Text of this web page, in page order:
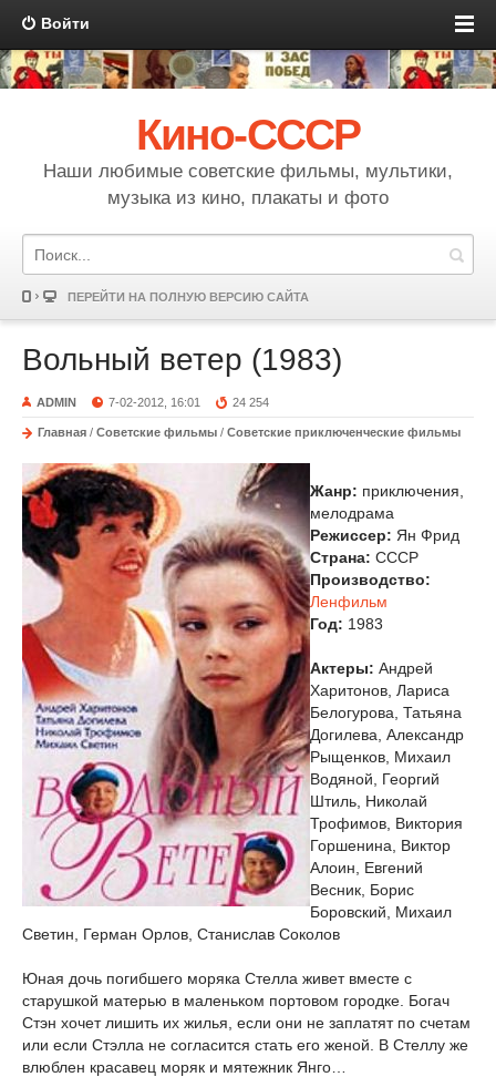
Войти
Кино-СССР
Наши любимые советские фильмы, мультики,
музыка из кино, плакаты и фото
ПЕРЕЙТИ НА ПОЛНУЮ ВЕРСИЮ САЙТА
Вольный ветер (1983)
ADMIN 7-02-2012, 16:01 24 254
Главная / Советские фильмы / Советские приключенческие фильмы
Жанр: приключения,
мелодрама
Режиссер: Ян Фрид
Страна: СССР
Производство:
Ленфильм
Год: 1983
Актеры: Андрей
Харитонов, Лариса
Белогурова, Татьяна
Догилева, Александр
Рыщенков, Михаил
Водяной, Георгий
Штиль, Николай
Трофимов, Виктория
Горшенина, Виктор
Алоин, Евгений
Весник, Борис
Боровский, Михаил
Светин, Герман Орлов, Станислав Соколов
Юная дочь погибшего моряка Стелла живет вместе с
старушкой матерью в маленьком портовом городке. Богач
Стэн хочет лишить их жилья, если они не заплатят по счетам
или если Стэлла не согласится стать его женой. В Стеллу же
влюблен красавец моряк и мятежник Янго…